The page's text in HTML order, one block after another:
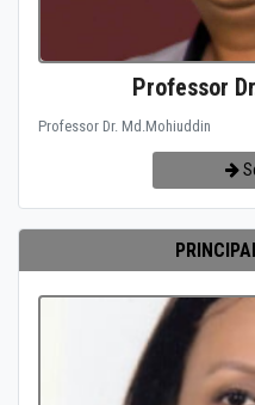
Professor
Professor Dr. Md.Mohiuddin